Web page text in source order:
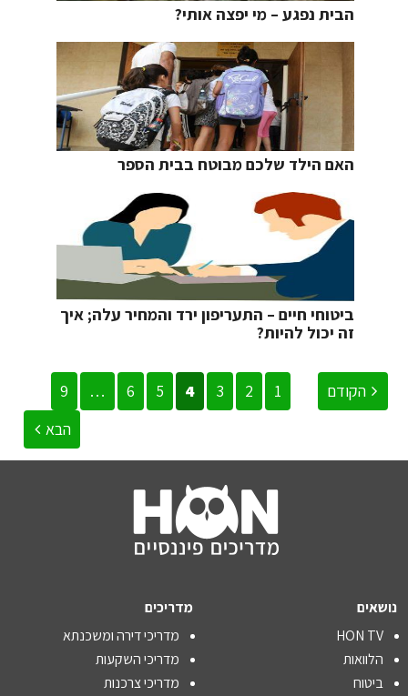
הבית נפגע – מי יפצה אותי?
האם הילד שלכם מבוטח בבית הספר
ביטוחי חיים – התעריפון ירד והמחיר עלה; איך
זה יכול להיות?
הקודם 1
2
3
4
5
6
…
9
הבא
נושאים
HON TV
הלוואות
ביטוח
מדריכים
מדריכי דירה ומשכנתא
מדריכי השקעות
מדריכי צרכנות